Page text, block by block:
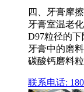
四、牙膏摩
牙膏室温老
D97粒径的
牙膏中的磨
碳酸钙磨料
联系电话: 180